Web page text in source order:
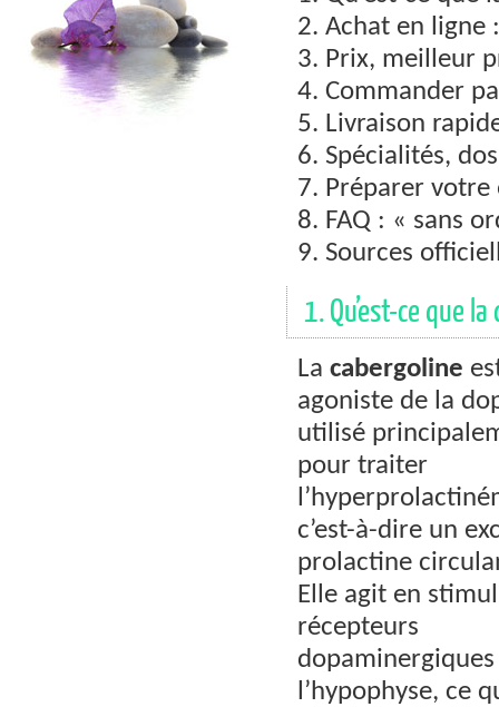
2. Achat en ligne
3. Prix, meilleur
4. Commander
5. Livraison
6. Spécialités,
7. Préparer
8. FAQ : « sans
9. Sources
1. Qu’est-ce que
La cabergoline
agoniste de la
utilisé
pour traiter
c’est-à-dire un
prolactine
Elle agit en
récepteurs
dopaminergiques
l’hypophyse, ce